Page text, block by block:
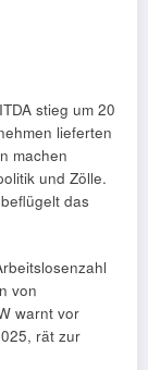
stieg um 20
lieferten
machen
und Zölle.
das
von
warnt vor
rät zur